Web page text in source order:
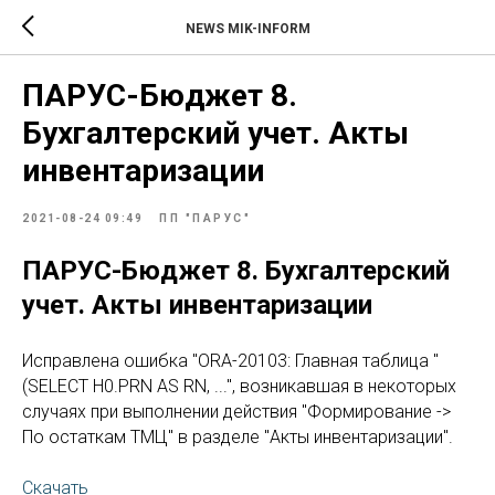
NEWS MIK-INFORM
ПАРУС-Бюджет 8.
Бухгалтерский учет. Акты
инвентаризации
2021-08-24 09:49 ПП "ПАРУС"
ПАРУС-Бюджет 8. Бухгалтерский
учет. Акты инвентаризации
Исправлена ошибка "ORA-20103: Главная таблица "
(SELECT H0.PRN AS RN, ...", возникавшая в некоторых
случаях при выполнении действия "Формирование ->
По остаткам ТМЦ" в разделе "Акты инвентаризации".
Скачать